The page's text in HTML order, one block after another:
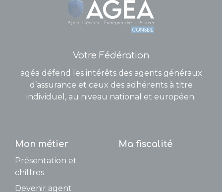
Votre Fédération
agéa défend les intérêts des agents généraux
d’assurance et ceux des adhérents à titre
individuel, au niveau national et européen.
Mon métier
Présentation et
chiffres
Devenir agent
Ma fiscalité